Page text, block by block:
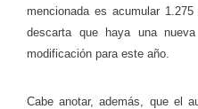
mencionada es acumular
descarta que haya una
modificación para este año.
Cabe anotar, además, que el